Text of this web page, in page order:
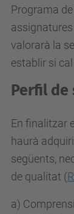
Programa
valorarà la
establir si
Perfil
En finalitzar
haurà
següents,
de qualitat (
a)